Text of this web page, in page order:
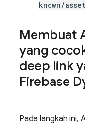
known/
Membuat
yang
deep link
Firebase
Pada langkah ini,